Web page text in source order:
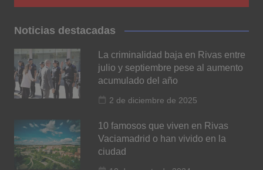
Noticias destacadas
La criminalidad baja en Rivas entre
julio y septiembre pese al aumento
acumulado del año
2 de diciembre de 2025
10 famosos que viven en Rivas
Vaciamadrid o han vivido en la
ciudad